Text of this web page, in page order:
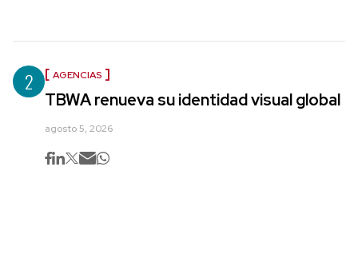
2 AGENCIAS
TBWA renueva su identidad visual global
agosto 5, 2026